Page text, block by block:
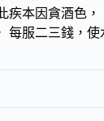
本因貪酒色
服二三錢，